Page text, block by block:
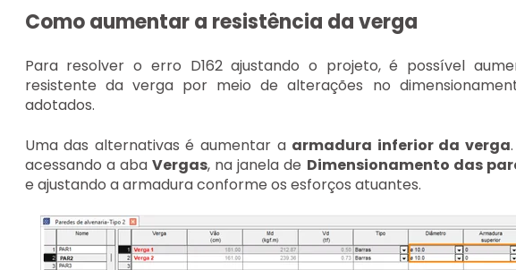
Como aumentar a resistência da verga
Para resolver o erro D162 ajustando o projeto, é possível
resistente da verga por meio de alterações no
adotados.
Uma das alternativas é aumentar a armadura inferior da verga
acessando a abaVergas, na janela de Dimensionamento das
e ajustando a armadura conforme os esforços atuantes.